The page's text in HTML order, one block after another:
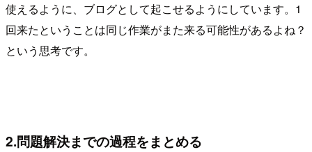
使えるように、ブログとして起こせるようにしています。1
回来たということは同じ作業がまた来る可能性があるよね？
という思考です。
2.問題解決までの過程をまとめる